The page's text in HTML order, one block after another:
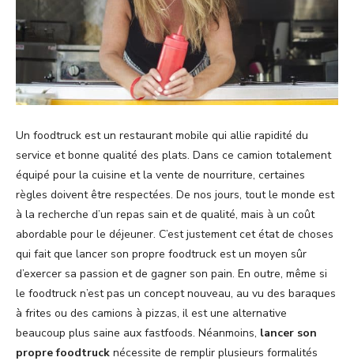
Un foodtruck est un restaurant mobile qui allie rapidité du
service et bonne qualité des plats. Dans ce camion totalement
équipé pour la cuisine et la vente de nourriture, certaines
règles doivent être respectées. De nos jours, tout le monde est
à la recherche d’un repas sain et de qualité, mais à un coût
abordable pour le déjeuner. C’est justement cet état de choses
qui fait que lancer son propre foodtruck est un moyen sûr
d’exercer sa passion et de gagner son pain. En outre, même si
le foodtruck n’est pas un concept nouveau, au vu des baraques
à frites ou des camions à pizzas, il est une alternative
beaucoup plus saine aux fastfoods. Néanmoins, lancer son
propre foodtruck nécessite de remplir plusieurs formalités